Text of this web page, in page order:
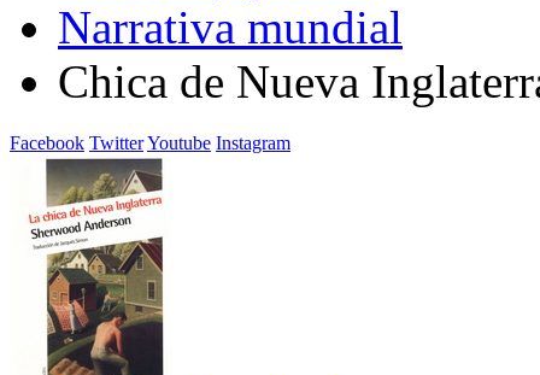
Narrativa mundial
Chica de Nueva
Facebook TwitterYoutube Instagram